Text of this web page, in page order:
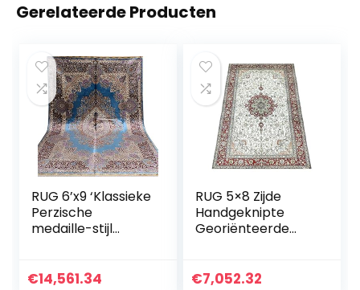
Gerelateerde Producten
RUG 6’x9 ‘Klassieke
Perzische
medaille-stijl
blauw, paars en
€14,561.34
RUG 5×8 Zijde
Handgeknipte
Georiënteerde
Hand Tufted Silk
€7,052.32